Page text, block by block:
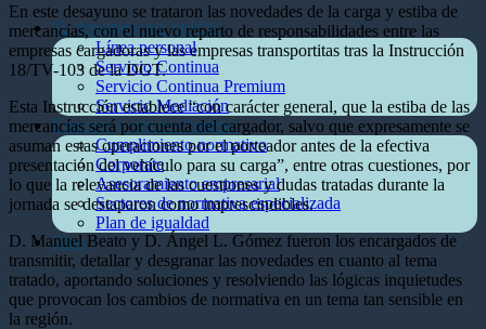
Tu departamento jurídico
Línea personal
Servicio Continua
Servicio Continua Premium
Servicio Mediación
Empresa y emprendimiento
Cumplimiento normativo
Corporate
Asesoramiento empresarial
Sectores de normativa especializada
Plan de igualdad
Blog
En este desayuno se trataron las novedades de la carga y estiba de
mercancías, con el nuevo reparto de responsabilidades entre las
empresas cargadoras y las empresas transportitas tras la Instrucción
18/TV-103 de la DGT.
Esta Instrucción establece “con carácter general, que la estiba de las
mercancías será por cuenta del cargador, salvo que expresamente se
asuman estas operaciones por el porteador antes de la efectiva
presentación del vehículo para su carga”, entre otras cuestiones, por
lo que la relevancia de las cuestiones y dudas tratadas durante la
jornada se destaparon como imprescindibles.
D. Manuel Beato y D. Ángel L. Gómez fueron los encargados de
transmitir, detallar y desgranar las novedades en cuanto al tema
tratado, aportando soluciones y resolviendo las lógicas inquietudes
que provocan los cambios de normativa en un tema tan sensible en
la región.